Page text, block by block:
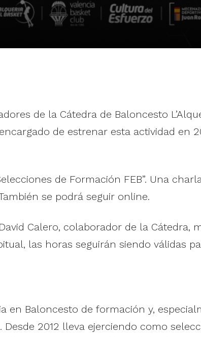
de la Cátedra de Baloncesto
de estrenar esta actividad en
de Formación FEB”. Una
se podrá seguir online.
Calero, colaborador de la Cátedra,
las horas seguirán siendo válidas
en Baloncesto de formación y,
2012 lleva ejerciendo como